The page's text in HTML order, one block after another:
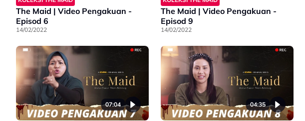
The Maid | Video Pengakuan -
Episod 6
14/02/2022
The Maid | Video Pengakuan -
Episod 9
14/02/2022
07:04 04:35